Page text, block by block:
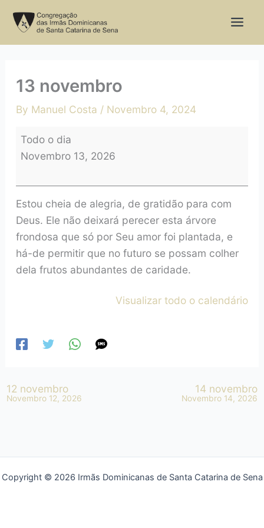
13 novembro
By Manuel Costa / Novembro 4, 2024
novembro
Todo o dia
Novembro 13, 2026
Estou cheia de alegria, de gratidão para com
Deus. Ele não deixará perecer esta árvore
frondosa que só por Seu amor foi plantada, e
há-de permitir que no futuro se possam colher
dela frutos abundantes de caridade.
Visualizar todo o calendário
12 novembro
Novembro 12, 2026
14 novembro
Novembro 14, 2026
Copyright © 2026 Irmãs Dominicanas de Santa Catarina de Sena